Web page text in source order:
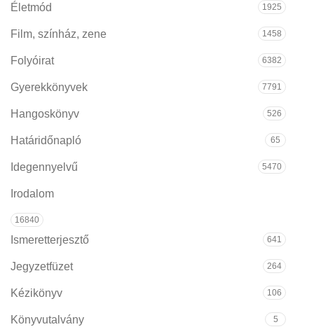
Életmód 1925
Film, színház, zene 1458
Folyóirat 6382
Gyerekkönyvek 7791
Hangoskönyv 526
Határidőnapló 65
Idegennyelvű 5470
Irodalom
16840
Ismeretterjesztő 641
Jegyzetfüzet 264
Kézikönyv 106
Könyvutalvány 5